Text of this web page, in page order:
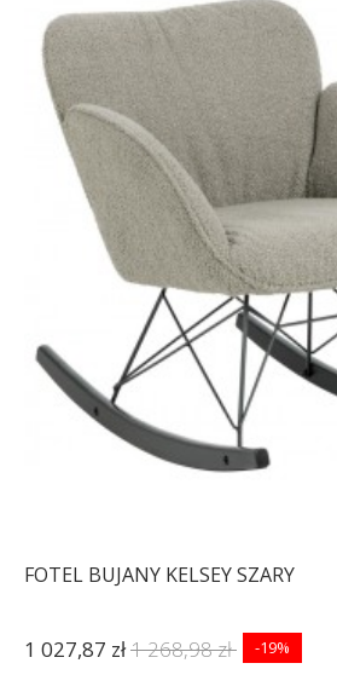
FOTEL BUJANY KELSEY SZARY
1 027,87 zł1 268,98 zł -19%